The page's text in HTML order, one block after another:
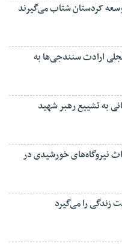
کردستان شتاب می‌گیرند
ارادت سنندجی‌ها به
نیروگاه‌های خورشیدی در
زندگی را می‌گیرد